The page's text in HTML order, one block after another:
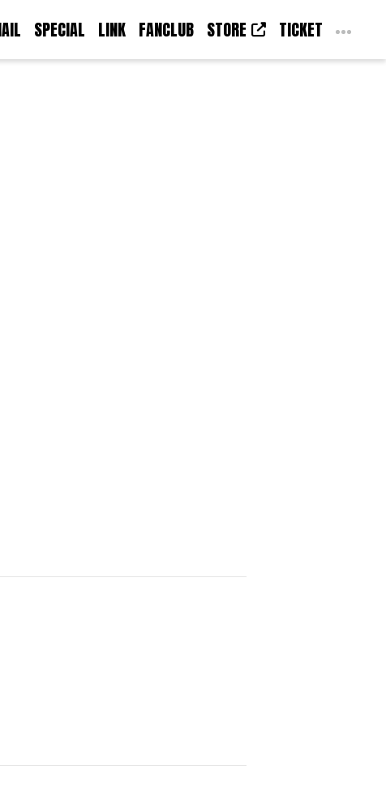
SPECIAL LINK FANCLUB STORE TICKET